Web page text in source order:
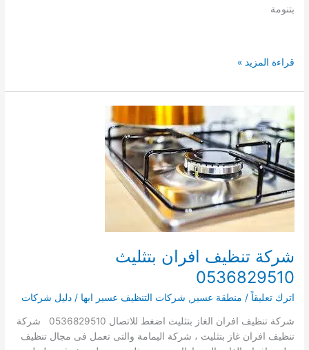
بتنومة
شركة
افران
بتنومة
قراءة المزيد »
شركة تنظيف افران بتثليث
0536829510
اترك تعليقاً / منطقة عسير , شركات التنظيف عسير ابها /دليل شركات
شركة تنظيف افران الغاز بتثليث اضغط للاتصال 0536829510 شركة
تنظيف افران غاز بتثليث ، شركة اليمامة والتى تعمل فى مجال تنظيف